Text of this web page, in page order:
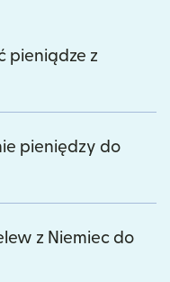
pieniądze z
pieniędzy do
z Niemiec do